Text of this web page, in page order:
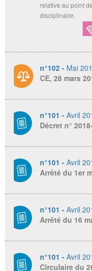
relative au point
disciplinaire.
n°102 - Mai
CE, 28 mars
n°101 - Avril
Décret n°
n°101 - Avril
Arrêté du 1er
n°101 - Avril
Arrêté du 16
n°101 - Avril
Circulaire du